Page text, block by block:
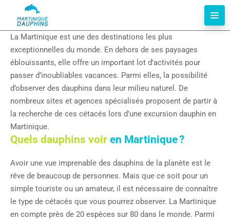
La Martinique est une des destinations les plus
exceptionnelles du monde. En dehors de ses paysages
éblouissants, elle offre un important lot d’activités pour
passer d’inoubliables vacances. Parmi elles, la possibilité
d’observer des dauphins dans leur milieu naturel. De
nombreux sites et agences spécialisés proposent de partir à
la recherche de ces cétacés lors d’une excursion dauphin en
Martinique.
Quels dauphins voir en Martinique ?
Avoir une vue imprenable des dauphins de la planète est le
rêve de beaucoup de personnes. Mais que ce soit pour un
simple touriste ou un amateur, il est nécessaire de connaître
le type de cétacés que vous pourrez observer. La Martinique
en compte près de 20 espèces sur 80 dans le monde. Parmi